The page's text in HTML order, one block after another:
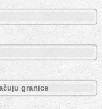
granice